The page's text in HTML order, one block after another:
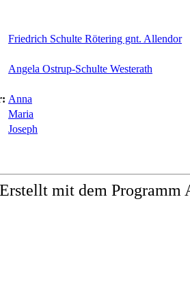
Friedrich Schulte Rötering gnt. Allendor
Angela Ostrup-Schulte Westerath
Anna
Maria
Joseph
Erstellt mit dem